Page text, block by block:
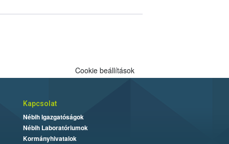
Cookie beállítások
Kapcsolat
Nébih Igazgatóságok
Nébih Laboratóriumok
Kormányhivatalok